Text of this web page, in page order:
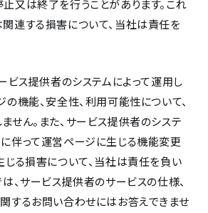
又は終了を行うことがあります。これ
連する損害について、当社は責任を
ス提供者のシステムによって運用し
の機能、安全性、利用可能性について、
せん。また、サービス提供者のシステ
伴って運営ページに生じる機能変更
じる損害について、当社は責任を負い
は、サービス提供者のサービスの仕様、
するお問い合わせにはお答えできませ